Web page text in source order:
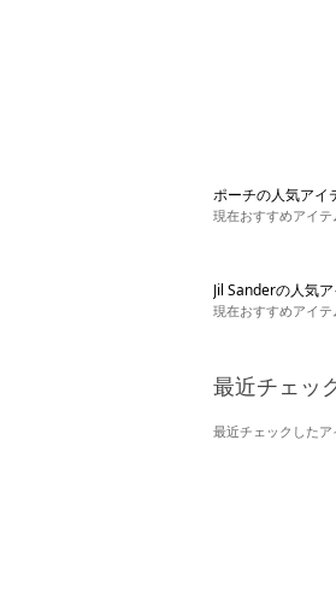
ポーチの人気アイ
現在おすすめアイテ
Jil Sanderの人気
現在おすすめアイテ
最近チェッ
最近チェックしたア